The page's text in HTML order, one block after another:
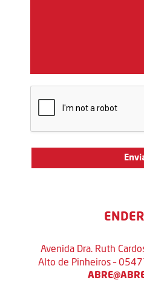
Avenida Dra. Ruth
Alto de Pinheiros –